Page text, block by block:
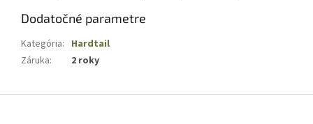
Dodatočné parametre
Kategória: Hardtail
Záruka: 2 roky